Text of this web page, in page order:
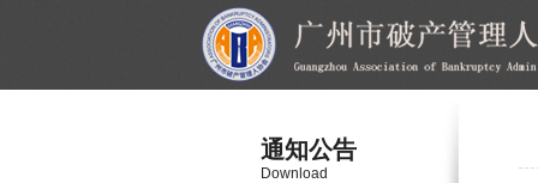
通知公告
Download